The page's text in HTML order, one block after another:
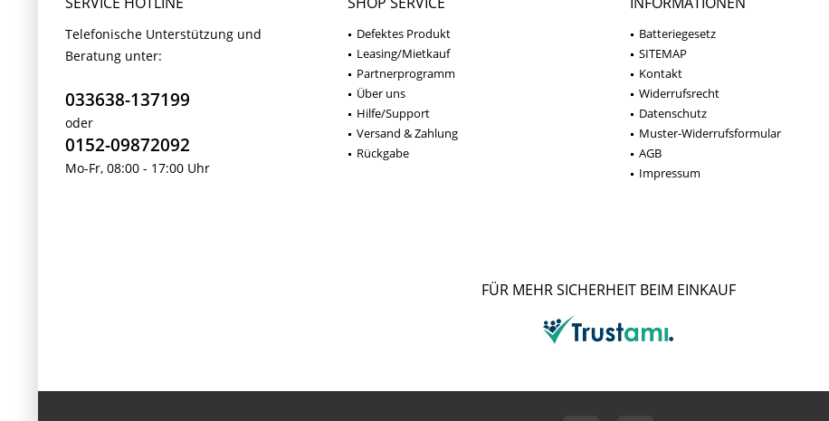
Telefonische Unterstützung und
Beratung unter:
033638-137199
oder
0152-09872092
Mo-Fr, 08:00 - 17:00 Uhr
Defektes Produkt
Leasing/Mietkauf
Partnerprogramm
Über uns
Hilfe/Support
Versand & Zahlung
Rückgabe
Batteriegesetz
SITEMAP
Kontakt
Widerrufsrecht
Datenschutz
Muster-Widerrufsformular
AGB
Impressum
FÜR MEHR SICHERHEIT BEIM EINKAUF